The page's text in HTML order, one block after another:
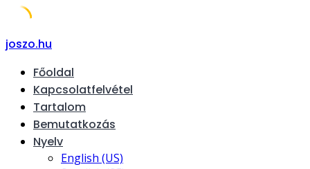
Skip
content
joszo.hu
Főoldal
Kapcsolatfelvétel
Tartalom
Bemutatkozás
Nyelv
English (US)